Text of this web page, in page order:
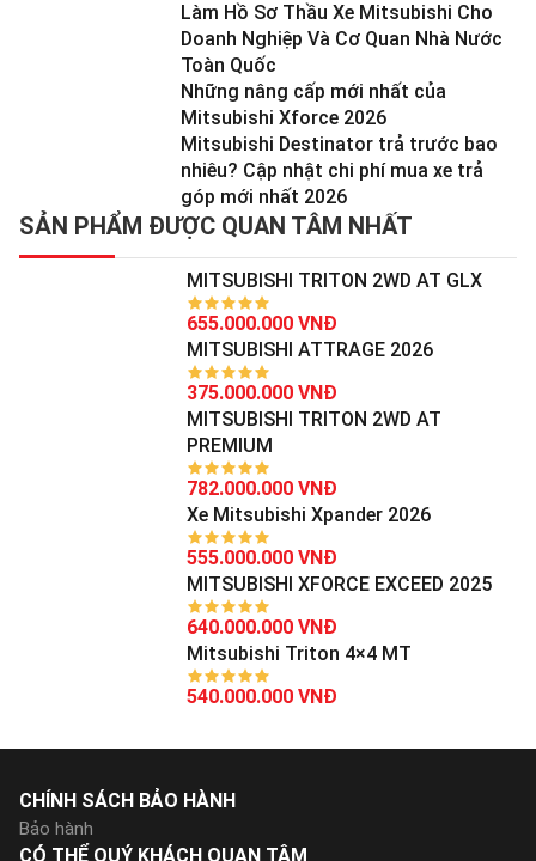
Làm Hồ Sơ Thầu Xe Mitsubishi Cho
Doanh Nghiệp Và Cơ Quan Nhà Nước
Toàn Quốc
Những nâng cấp mới nhất của
Mitsubishi Xforce 2026
Mitsubishi Destinator trả trước bao
nhiêu? Cập nhật chi phí mua xe trả
góp mới nhất 2026
SẢN PHẨM ĐƯỢC QUAN TÂM NHẤT
MITSUBISHI TRITON 2WD AT GLX
655.000.000 VNĐ
MITSUBISHI ATTRAGE 2026
375.000.000 VNĐ
MITSUBISHI TRITON 2WD AT
PREMIUM
782.000.000 VNĐ
Xe Mitsubishi Xpander 2026
555.000.000 VNĐ
MITSUBISHI XFORCE EXCEED 2025
640.000.000 VNĐ
Mitsubishi Triton 4×4 MT
540.000.000 VNĐ
CHÍNH SÁCH BẢO HÀNH
Bảo hành
CÓ THỂ QUÝ KHÁCH QUAN TÂM